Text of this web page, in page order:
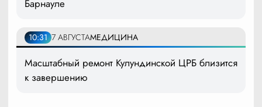
Барнауле
10:31 7 АВГУСТАМЕДИЦИНА
Масштабный ремонт Кулундинской ЦРБ близится
к завершению